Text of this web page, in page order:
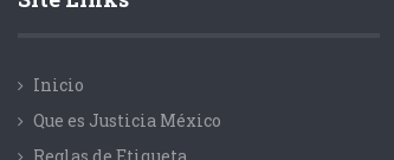
Inicio
Que es Justicia México